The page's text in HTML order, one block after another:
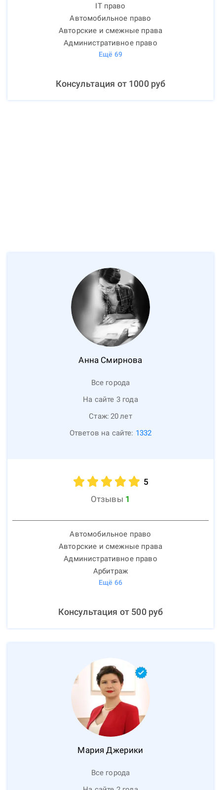
IT право
Автомобильное право
Авторские и смежные права
Административное право
Ещё 69
Консультация от 1000руб
Анна Смирнова
Все города
На сайте 3 года
Стаж: 20лет
Ответов на сайте: 1332
5
Отзывы 1
Автомобильное право
Авторские и смежные права
Административное право
Арбитраж
Ещё 66
Консультация от 500руб
Мария Джерики
Все города